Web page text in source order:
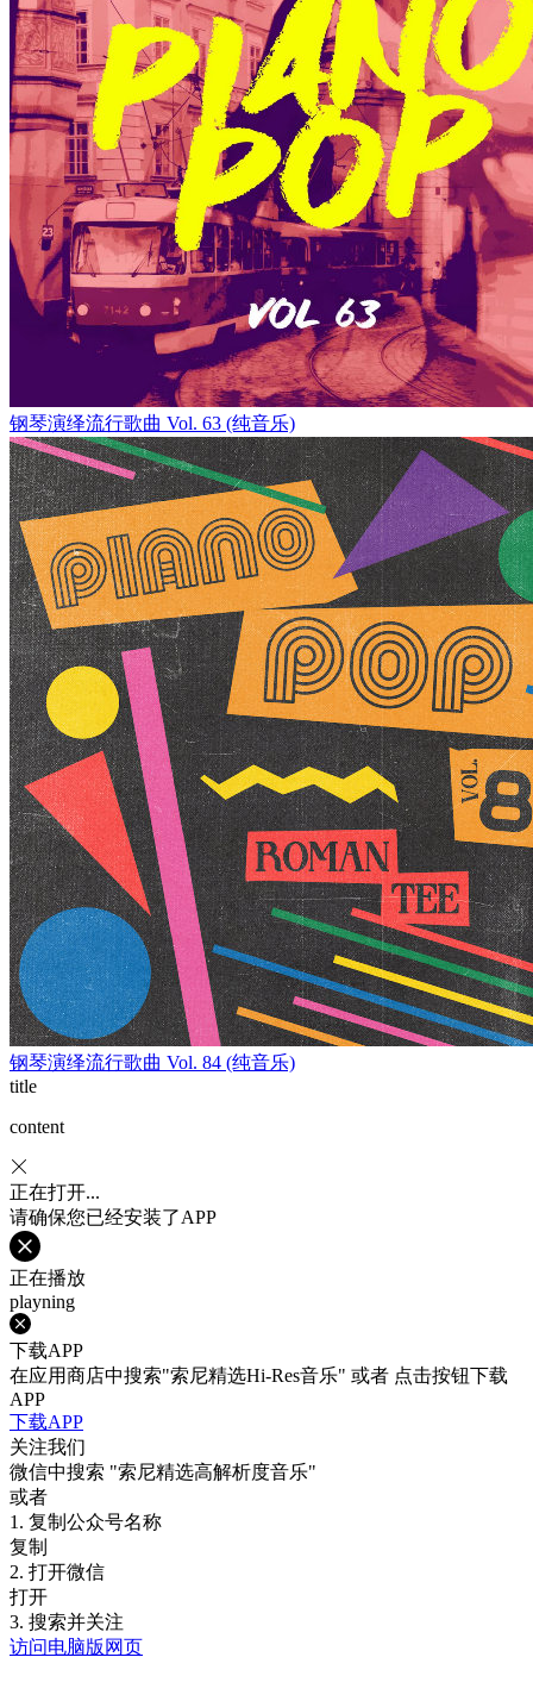
钢琴演绎流行歌曲 Vol. 63 (纯音乐)
钢琴演绎流行歌曲 Vol. 84 (纯音乐)
title
content
正在打开...
请确保您已经安装了APP
正在播放
playning
下载APP
在应用商店中搜索"索尼精选Hi-Res音乐" 或者 点击按钮下载
APP
下载APP
关注我们
微信中搜索 "索尼精选高解析度音乐"
或者
1. 复制公众号名称
复制
2. 打开微信
打开
3. 搜索并关注
访问电脑版网页